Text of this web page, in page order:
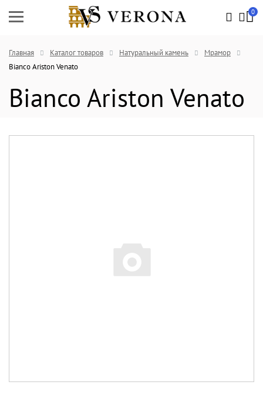
0
Главная Каталог товаров Натуральный камень
Мрамор
Bianco Ariston Venato
Bianco Ariston Venato